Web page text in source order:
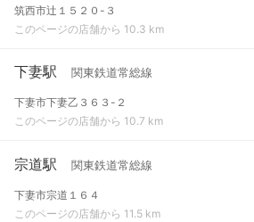
筑西市辻１５２０-３
このページの店舗から 10.3 km
下妻駅 関東鉄道常総線
下妻市下妻乙３６３-２
このページの店舗から 10.7 km
宗道駅 関東鉄道常総線
下妻市宗道１６４
このページの店舗から 11.5 km